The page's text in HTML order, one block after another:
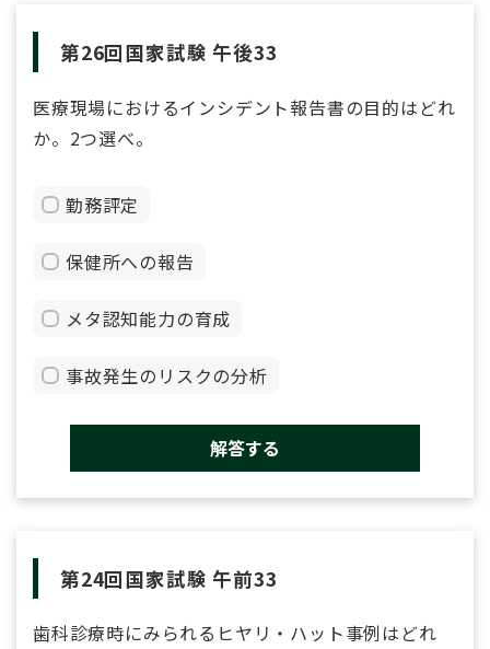
第26回国家試験 午後33
医療現場におけるインシデント報告書の目的はどれ
か。2つ選べ。
勤務評定
保健所への報告
メタ認知能力の育成
事故発生のリスクの分析
解答する
第24回国家試験 午前33
歯科診療時にみられるヒヤリ・ハット事例はどれ